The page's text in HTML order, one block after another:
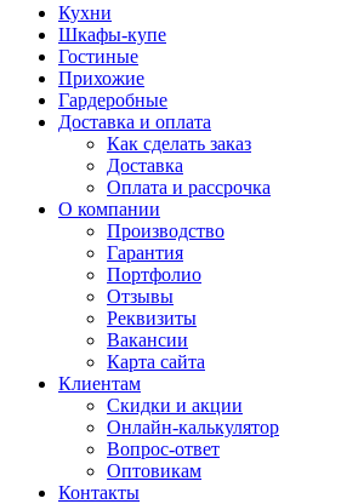
Кухни
Шкафы-купе
Гостиные
Прихожие
Гардеробные
Доставка и оплата
Как сделать заказ
Доставка
Оплата и рассрочка
О компании
Производство
Гарантия
Портфолио
Отзывы
Реквизиты
Вакансии
Карта сайта
Клиентам
Скидки и акции
Онлайн-калькулятор
Вопрос-ответ
Оптовикам
Контакты